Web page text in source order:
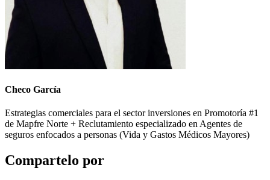
Checo García
Estrategias comerciales para el sector inversiones en Promotoría #1
de Mapfre Norte + Reclutamiento especializado en Agentes de
seguros enfocados a personas (Vida y Gastos Médicos Mayores)
Compartelo por